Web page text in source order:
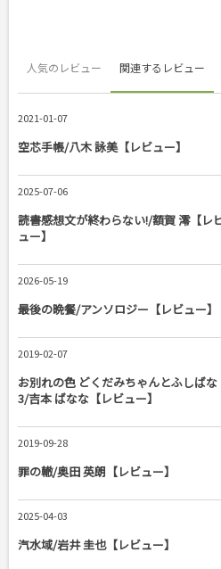
人気のレビュー 関連するレビュー
2021-01-07
空芯手帳/八木 詠美【レビュー】
2025-07-06
読書感想文が終わらない!/額賀 澪【レ
ュー】
2026-05-19
最後の晩餐/アンソロジー【レビュー】
2019-02-07
お別れの色 どくだみちゃんとふしばな
3/吉本 ばなな【レビュー】
2019-09-28
罪の轍/奥田 英朗【レビュー】
2025-04-03
汽水域/岩井 圭也【レビュー】